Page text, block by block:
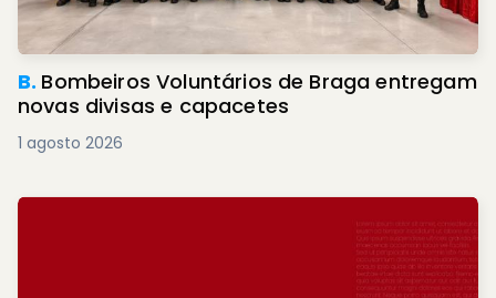
B. Bombeiros Voluntários de Braga entregam
novas divisas e capacetes
1 agosto 2026